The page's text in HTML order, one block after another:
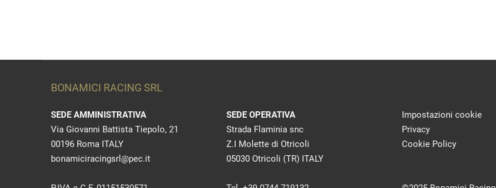
BONAMICI RACING SRL
SEDE AMMINISTRATIVA
Via Giovanni Battista Tiepolo, 21
00196 Roma ITALY
bonamiciracingsrl@pec.it
SEDE OPERATIVA
Strada Flaminia snc
Z.I Molette di Otricoli
05030 Otricoli (TR) ITALY
Impostazioni cookie
Privacy
Cookie Policy